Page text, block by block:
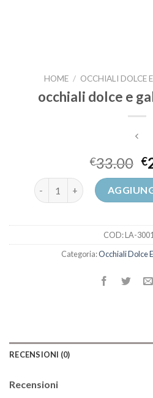
HOME / OCCHIALI DOLCE
occhiali dolce e
€33.00 €
occhiali dolce e gabbana da
COD:LA-
Categoria:Occhiali Dolce
RECENSIONI (0)
Recensioni